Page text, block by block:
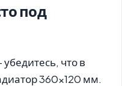
под
что в
360×120 мм.